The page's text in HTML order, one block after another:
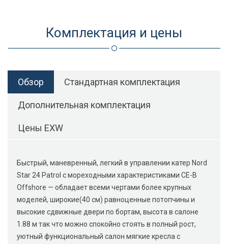
Комплектация и цены
Обзор Стандартная комплектация
Дополнительная комплектация
Цены EXW
Быстрый, маневренный, легкий в управлении катер Nord
Star 24 Patrol с мореходными характеристиками CE-B
Offshore — обладает всеми чертами более крупных
моделей, широкие(40 см) равноценные потопчины и
высокие сдвижные двери по бортам, высота в салоне
1.88 м так что можно спокойно стоять в полный рост,
уютный функциональный салон мягкие кресла с